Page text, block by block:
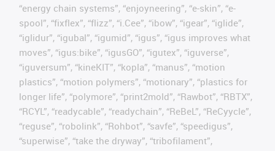
“energy chain systems”, “enjoyneering”, “e-skin”, “e-
spool”, “fixflex”, “flizz”, “i.Cee”, “ibow”, “igear”, “iglide”,
“iglidur”, “igubal”, “igumid”, “igus”, “igus improves what
moves”, “igus:bike”, “igusGO”, “igutex”, “iguverse”,
“iguversum”, “kineKIT”, “kopla”, “manus”, “motion
plastics”, “motion polymers”, “motionary”, “plastics for
longer life”, “polymore”, “print2mold”, “Rawbot”, “RBTX”,
“RCYL”, “readycable”, “readychain”, “ReBeL”, “ReCyycle”,
“reguse”, “robolink”, “Rohbot”, “savfe”, “speedigus”,
“superwise”, “take the dryway”, “tribofilament”,